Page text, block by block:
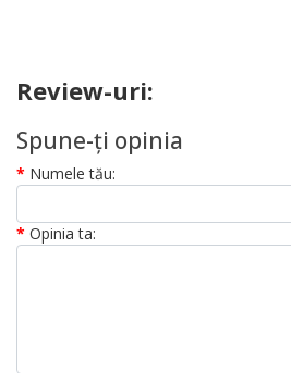
Review-uri:
Spune-ţi opinia
Numele tău:
Opinia ta: